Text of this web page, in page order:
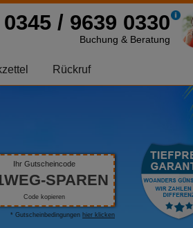
0345 / 9639 0330
Buchung & Beratung
Rückruf
Ihr Gutscheincode
SPAREN
Code kopieren
* Gutscheinbedingungen hier klicken